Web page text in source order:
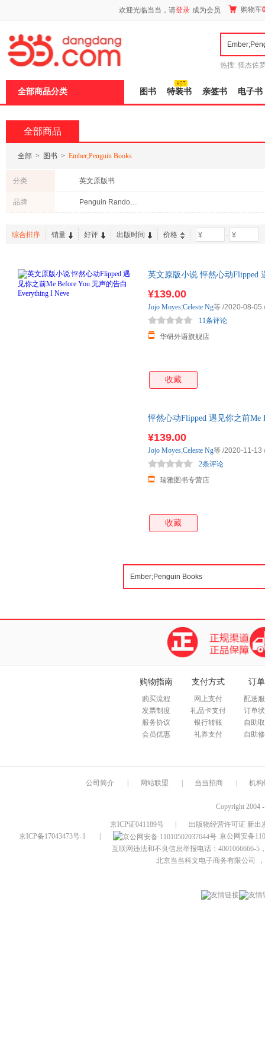
欢迎光临当当，请登录 成为会员 购物车
热搜: 怪杰佐
全部商品分类 图书 特装书 亲签书 电子书
全部商品
全部 > 图书 > Ember;Penguin Books
分类 英文原版书
品牌 Penguin Random House
综合排序 销量 好评 出版时间 价格 -
英文原版小说 怦然心动Flipped
¥139.00
华研外语旗舰店
11条评论
Jojo Moyes;Celeste Ng等 /2020-08-05 /
收藏
怦然心动Flipped 遇见你之前Me
¥139.00
瑞雅图书专营店
2条评论
Jojo Moyes;Celeste Ng等 /2020-11-13 /
收藏
页
加
购物指南
购买流程
发票制度
服务协议
会员优惠
支付方式
网上支付
礼品卡支付
银行转账
礼券支付
订
配送
订单
自助
自助
公司简介 网站联盟 当当招商 机构
Copyright 2004
京ICP证041189号
出版物经营许可证 新出
京ICP备17043473号-1
京公网安备
互联网违法和不良信息举报电话：4001066666-5
北京当当科文电子商务有限公司